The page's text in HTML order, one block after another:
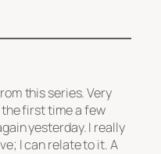
this series. Very
first time a few
yesterday. I really
I can relate to it. A